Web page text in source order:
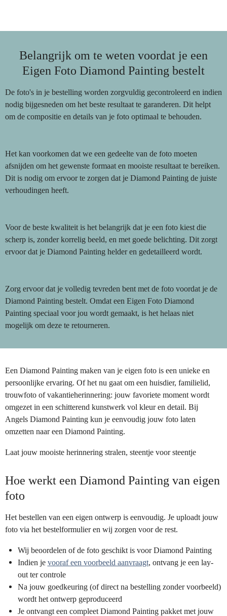
Belangrijk om te weten voordat je een
Eigen Foto Diamond Painting bestelt
De foto's in je bestelling worden zorgvuldig gecontroleerd en indien
nodig bijgesneden om het beste resultaat te garanderen. Dit helpt
om de compositie en details van je foto optimaal te behouden.
Het kan voorkomen dat we een gedeelte van de foto moeten
afsnijden om het gewenste formaat en mooiste resultaat te bereiken.
Dit is nodig om ervoor te zorgen dat je Diamond Painting de juiste
verhoudingen heeft.
Voor de beste kwaliteit is het belangrijk dat je een foto kiest die
scherp is, zonder korrelig beeld, en met goede belichting. Dit zorgt
ervoor dat je Diamond Painting helder en gedetailleerd wordt.
Zorg ervoor dat je volledig tevreden bent met de foto voordat je de
Diamond Painting bestelt. Omdat een Eigen Foto Diamond
Painting speciaal voor jou wordt gemaakt, is het helaas niet
mogelijk om deze te retourneren.
Een Diamond Painting maken van je eigen foto is een unieke en
persoonlijke ervaring. Of het nu gaat om een huisdier, familielid,
trouwfoto of vakantieherinnering: jouw favoriete moment wordt
omgezet in een schitterend kunstwerk vol kleur en detail. Bij
Angels Diamond Painting kun je eenvoudig jouw foto laten
omzetten naar een Diamond Painting.
Laat jouw mooiste herinnering stralen, steentje voor steentje
Hoe werkt een Diamond Painting van eigen
foto
Het bestellen van een eigen ontwerp is eenvoudig. Je uploadt jouw
foto via het bestelformulier en wij zorgen voor de rest.
Wij beoordelen of de foto geschikt is voor Diamond Painting
Indien je vooraf een voorbeeld aanvraagt, ontvang je een lay-
out ter controle
Na jouw goedkeuring (of direct na bestelling zonder voorbeeld)
wordt het ontwerp geproduceerd
Je ontvangt een compleet Diamond Painting pakket met jouw